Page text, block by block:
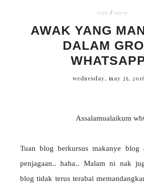
info / story
AWAK YANG
DALAM
wednesday, may 25,
Assalamualaikum
Tuan blog berkursus makanye blog
penjagaan.. haha.. Malam ni nak
blog tidak terus terabai